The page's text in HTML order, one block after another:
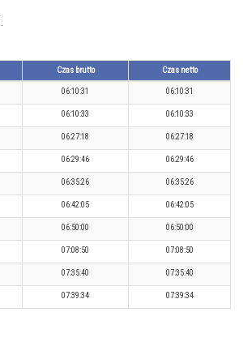
Czas brutto Czas netto
06:10:31 06:10:31
06:10:33 06:10:33
06:27:18 06:27:18
06:29:46 06:29:46
06:35:26 06:35:26
06:42:05 06:42:05
06:50:00 06:50:00
07:08:50 07:08:50
07:35:40 07:35:40
07:39:34 07:39:34